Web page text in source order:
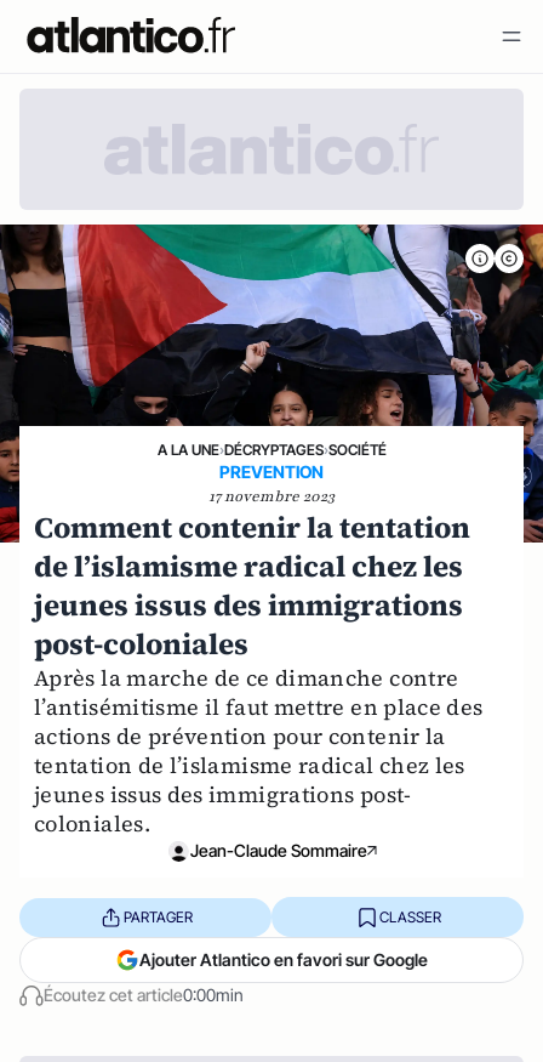
A LA UNE›DÉCRYPTAGES›SOCIÉTÉ
PREVENTION
17 novembre 2023
Comment contenir la tentation
de l’islamisme radical chez les
jeunes issus des immigrations
post-coloniales
Après la marche de ce dimanche contre
l’antisémitisme il faut mettre en place des
actions de prévention pour contenir la
tentation de l’islamisme radical chez les
jeunes issus des immigrations post-
coloniales.
Jean-Claude Sommaire
Écoutez cet article0:00min
PARTAGER CLASSER
Ajouter Atlantico en favori sur Google